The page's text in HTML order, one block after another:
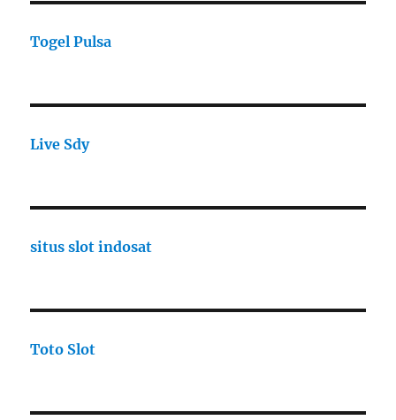
Togel Pulsa
Live Sdy
situs slot indosat
Toto Slot